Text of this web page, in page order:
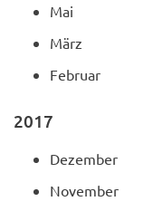
Mai
März
Februar
2017
Dezember
November